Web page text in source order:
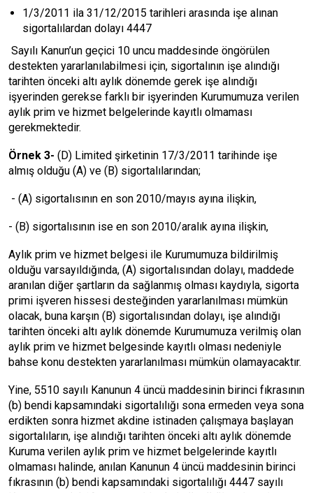
1/3/2011 ila 31/12/2015 tarihleri arasında işe alınan
sigortalılardan dolayı 4447
Sayılı Kanun’un geçici 10 uncu maddesinde öngörülen
destekten yararlanılabilmesi için, sigortalının işe alındığı
tarihten önceki altı aylık dönemde gerek işe alındığı
işyerinden gerekse farklı bir işyerinden Kurumumuza verilen
aylık prim ve hizmet belgelerinde kayıtlı olmaması
gerekmektedir.
Örnek 3- (D) Limited şirketinin 17/3/2011 tarihinde işe
almış olduğu (A) ve (B) sigortalılarından;
- (A) sigortalısının en son 2010/mayıs ayına ilişkin,
- (B) sigortalısının ise en son 2010/aralık ayına ilişkin,
Aylık prim ve hizmet belgesi ile Kurumumuza bildirilmiş
olduğu varsayıldığında, (A) sigortalısından dolayı, maddede
aranılan diğer şartların da sağlanmış olması kaydıyla, sigorta
primi işveren hissesi desteğinden yararlanılması mümkün
olacak, buna karşın (B) sigortalısından dolayı, işe alındığı
tarihten önceki altı aylık dönemde Kurumumuza verilmiş olan
aylık prim ve hizmet belgesinde kayıtlı olması nedeniyle
bahse konu destekten yararlanılması mümkün olamayacaktır.
Yine, 5510 sayılı Kanunun 4 üncü maddesinin birinci fıkrasının
(b) bendi kapsamındaki sigortalılığı sona ermeden veya sona
erdikten sonra hizmet akdine istinaden çalışmaya başlayan
sigortalıların, işe alındığı tarihten önceki altı aylık dönemde
Kuruma verilen aylık prim ve hizmet belgelerinde kayıtlı
olmaması halinde, anılan Kanunun 4 üncü maddesinin birinci
fıkrasının (b) bendi kapsamındaki sigortalılığı 4447 sayılı